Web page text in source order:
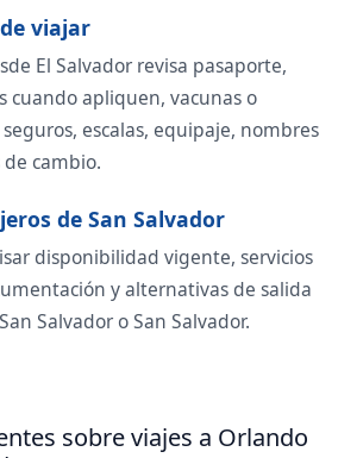
viajar
El Salvador revisa pasaporte,
cuando apliquen, vacunas o
escalas, equipaje, nombres
cambio.
de San Salvador
disponibilidad vigente, servicios
y alternativas de salida
Salvador o San Salvador.
sobre viajes a Orlando